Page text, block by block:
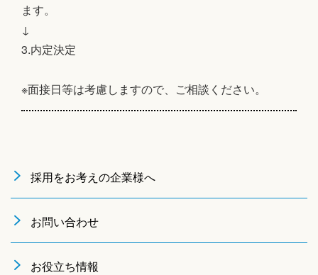
ます。
↓
3.内定決定
※面接日等は考慮しますので、ご相談ください。
採用をお考えの企業様へ
お問い合わせ
お役立ち情報